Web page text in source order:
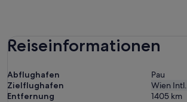
Reiseinformationen
Abflughafen
Pau
Zielflughafen
Wien Intl.
Entfernung
1405 km